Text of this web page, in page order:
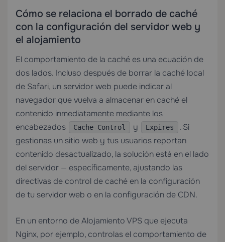
Cómo se relaciona el borrado de caché
con la configuración del servidor web y
el alojamiento
El comportamiento de la caché es una ecuación de
dos lados. Incluso después de borrar la caché local
de Safari, un servidor web puede indicar al
navegador que vuelva a almacenar en caché el
contenido inmediatamente mediante los
encabezados
Cache-Control y Expires
. Si
gestionas un sitio web y tus usuarios reportan
contenido desactualizado, la solución está en el lado
del servidor — específicamente, ajustando las
directivas de control de caché en la configuración
de tu servidor web o en la configuración de CDN.
En un entorno deAlojamiento VPS que ejecuta
Nginx, por ejemplo, controlas el comportamiento de